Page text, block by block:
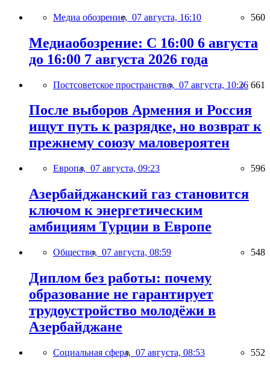
Медиа обозрение, 07 августа, 16:10 560
Медиаобозрение: С 16:00 6 августа
до 16:00 7 августа 2026 года
Постсоветское пространство, 07 августа, 10:26 661
После выборов Армения и Россия
ищут путь к разрядке, но возврат к
прежнему союзу маловероятен
Европа, 07 августа, 09:23 596
Азербайджанский газ становится
ключом к энергетическим
амбициям Турции в Европе
Общество, 07 августа, 08:59 548
Диплом без работы: почему
образование не гарантирует
трудоустройство молодёжи в
Азербайджане
Социальная сфера, 07 августа, 08:53 552